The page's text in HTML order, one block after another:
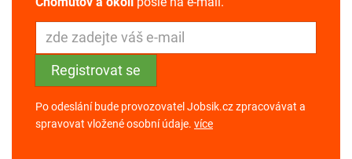
Po odeslání bude provozovatel Jobsik.cz zpracovávat a
spravovat vložené osobní údaje. více